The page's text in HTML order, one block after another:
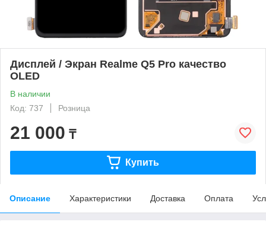
Дисплей / Экран Realme Q5 Pro качество
OLED
В наличии
Код: 737
Розница
21 000 ₸
Купить
Описание Характеристики Доставка Оплата